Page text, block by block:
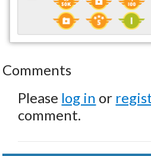
Comments
Please log in or
comment.